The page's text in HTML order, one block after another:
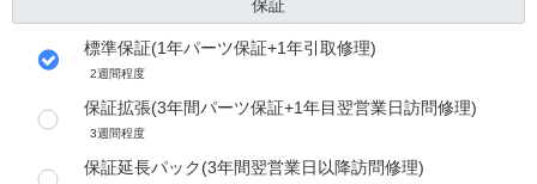
保証
標準保証(1年パーツ保証+1年引取修理)
2週間程度
保証拡張(3年間パーツ保証+1年目翌営業日訪問修理)
3週間程度
保証延長パック(3年間翌営業日以降訪問修理)